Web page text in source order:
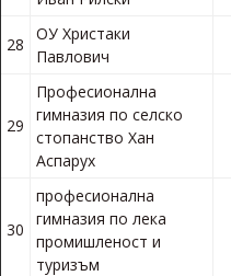
28
ОУ Христаки
Павлович
29
Професионална
гимназия по селско
стопанство Хан
Аспарух
30
професионална
гимназия по лека
промишленост и
туризъм